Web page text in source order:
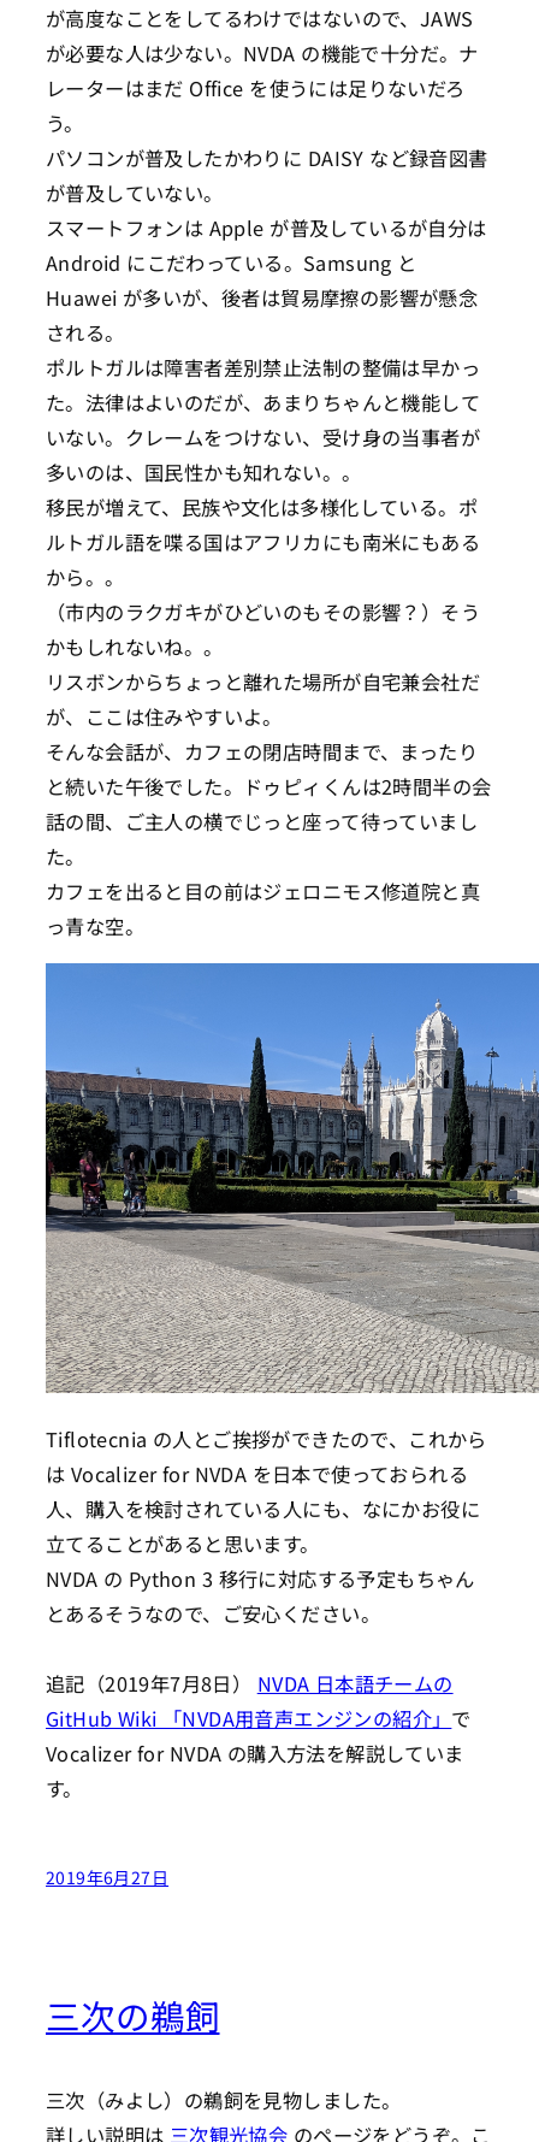
が高度なことをしてるわけではないので、JAWS
が必要な人は少ない。NVDA の機能で十分だ。ナ
レーターはまだ Office を使うには足りないだろ
う。
パソコンが普及したかわりに DAISY など録音図書
が普及していない。
スマートフォンは Apple が普及しているが自分は
Android にこだわっている。Samsung と
Huawei が多いが、後者は貿易摩擦の影響が懸念
される。
ポルトガルは障害者差別禁止法制の整備は早かっ
た。法律はよいのだが、あまりちゃんと機能して
いない。クレームをつけない、受け身の当事者が
多いのは、国民性かも知れない。。
移民が増えて、民族や文化は多様化している。ポ
ルトガル語を喋る国はアフリカにも南米にもある
から。。
（市内のラクガキがひどいのもその影響？）そう
かもしれないね。。
リスボンからちょっと離れた場所が自宅兼会社だ
が、ここは住みやすいよ。
そんな会話が、カフェの閉店時間まで、まったり
と続いた午後でした。ドゥピィくんは2時間半の会
話の間、ご主人の横でじっと座って待っていまし
た。
カフェを出ると目の前はジェロニモス修道院と真
っ青な空。
Tiflotecnia の人とご挨拶ができたので、これから
は Vocalizer for NVDA を日本で使っておられる
人、購入を検討されている人にも、なにかお役に
立てることがあると思います。
NVDA の Python 3 移行に対応する予定もちゃん
とあるそうなので、ご安心ください。
追記（2019年7月8日） NVDA 日本語チームの
GitHub Wiki 「NVDA用音声エンジンの紹介」 で
Vocalizer for NVDA の購入方法を解説していま
す。
2019年6月27日
三次の鵜飼
三次（みよし）の鵜飼を見物しました。
詳しい説明は 三次観光協会 のページをどうぞ。こ